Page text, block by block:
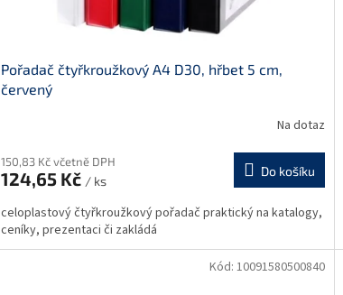
Pořadač čtyřkroužkový A4 D30, hřbet 5 cm,
červený
Na dotaz
150,83 Kč včetně DPH
124,65 Kč / ks
Do košíku
celoplastový čtyřkroužkový pořadač praktický na katalogy,
ceníky, prezentaci či zakládá
Kód: 10091580500840